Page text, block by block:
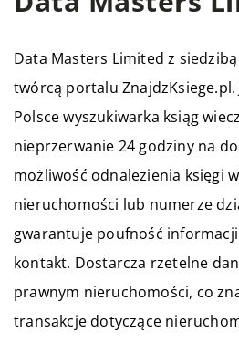
Data Masters Limited z
twórcą portalu ZnajdzKsiege.pl.
Polsce wyszukiwarka ksiąg
nieprzerwanie 24 godziny na
możliwość odnalezienia księgi
nieruchomości lub numerze
gwarantuje poufność
kontakt. Dostarcza rzetelne
prawnym nieruchomości, co
transakcje dotyczące